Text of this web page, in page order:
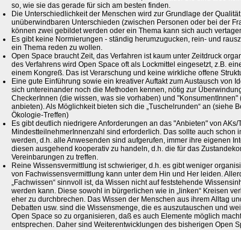
so, wie sie das gerade für sich am besten finden.
Die Unterschiedlichkeit der Menschen wird zur Grundlage der
unüberwindbaren Unterschieden (zwischen Personen oder bei der
können zwei gebildet werden oder ein Thema kann sich auch
Es gibt keine Normierungen - ständig herumzugucken, rein- und
ein Thema reden zu wollen.
Open Space braucht Zeit, das Verfahren ist kaum unter Zeitdruck
des Verfahrens wird Open Space oft als Lockmittel eingesetzt, z.B.
einem Kongreß. Das ist Verarschung und keine wirkliche offene
Eine gute Einführung sowie ein kreativer Auftakt zum Austausch von
sich untereinander noch die Methoden kennen, nötig zur
CheckerInnen (die wissen, was sie vorhaben) und
anbieten). Als Möglichkeit bieten sich die „Tuschelrunden“ an (siehe
Ökologie-Treffen)
Es gibt deutlich niedrigere Anforderungen an das "Anbieten" von
MindestteilnehmerInnenzahl sind erforderlich. Das sollte auch schon
werden, d.h. alle Anwesenden sind aufgerufen, immer ihre eigenen
diesen ausgehend kooperativ zu handeln, d.h. die für das
Vereinbarungen zu treffen.
Reine Wissensvermittlung ist schwieriger, d.h. es gibt weniger
von Fachwissensvermittlung kann unter dem Hin und Her leiden.
„Fachwissen“ sinnvoll ist, da Wissen nicht auf feststehende
werden kann. Diese sowohl in bürgerlichen wie in „linken“ Kreisen
eher zu durchbrechen. Das Wissen der Menschen aus ihrem Alltag
Debatten usw. sind die Wissensmenge, die es auszutauschen und
Open Space so zu organisieren, daß es auch Elemente möglich
entsprechen. Daher sind Weiterentwicklungen des bisherigen Open